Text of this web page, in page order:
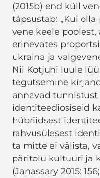
(2015b) end küll
täpsustab: „Kui
vene keele
erinevates
ukraina ja
Nii Kotjuhi luule
tegutsemine
annavad
identiteediosiseid
hübriidsest
rahvusülesest
ta mitte ei välista,
päritolu kultuuri ja
(Janassary 2015: